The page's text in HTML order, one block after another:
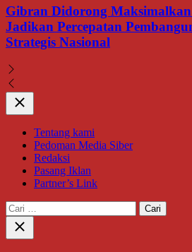
Gibran Didorong Maksimalkan
Jadikan Percepatan
Strategis Nasional
Close
Tentang kami
Pedoman Media Siber
Redaksi
Pasang Iklan
Partner’s Link
Cari
untuk:
Close
search